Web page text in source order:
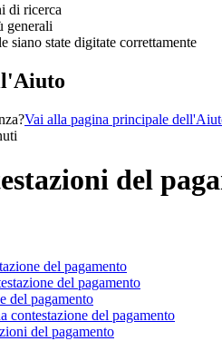
di ricerca
generali
siano state digitate correttamente
Vai alla pagina principale
del
del pagamento
del pagamento
del pagamento
contestazione del pagamento
del pagamento